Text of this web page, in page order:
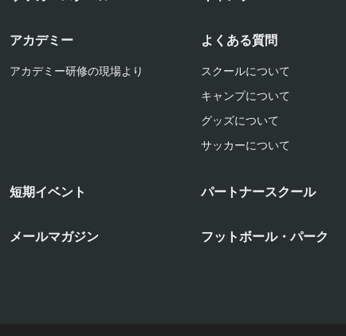
アカデミー
アカデミー研修の現場より
よくある質問
スクールについて
キャンプについて
グッズについて
サッカーについて
短期イベント パートナースクール
メールマガジン フットボール・パーク